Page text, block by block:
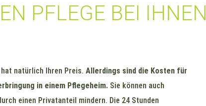
PFLEGE BEI IHNEN
hat natürlich Ihren Preis.Allerdings sind die Kosten für
in einem Pflegeheim. Sie können auch
einen Privatanteil mindern. Die 24 Stunden